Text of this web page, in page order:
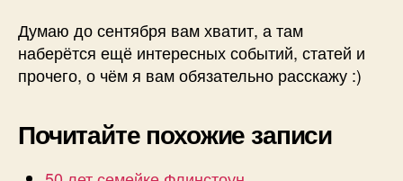
Думаю до сентября вам хватит, а там
наберётся ещё интересных событий, статей и
прочего, о чём я вам обязательно расскажу :)
Почитайте похожие записи